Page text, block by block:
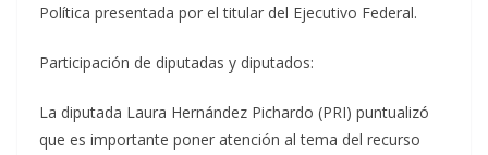
Política presentada por el titular del Ejecutivo Federal.
Participación de diputadas y diputados:
La diputada Laura Hernández Pichardo (PRI) puntualizó
que es importante poner atención al tema del recurso